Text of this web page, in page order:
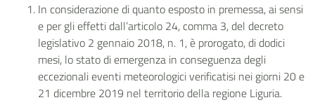
In considerazione di quanto esposto in premessa, ai sensi
e per gli effetti dall’articolo 24, comma 3, del decreto
legislativo 2 gennaio 2018, n. 1, è prorogato, di dodici
mesi, lo stato di emergenza in conseguenza degli
eccezionali eventi meteorologici verificatisi nei giorni 20 e
21 dicembre 2019 nel territorio della regione Liguria.